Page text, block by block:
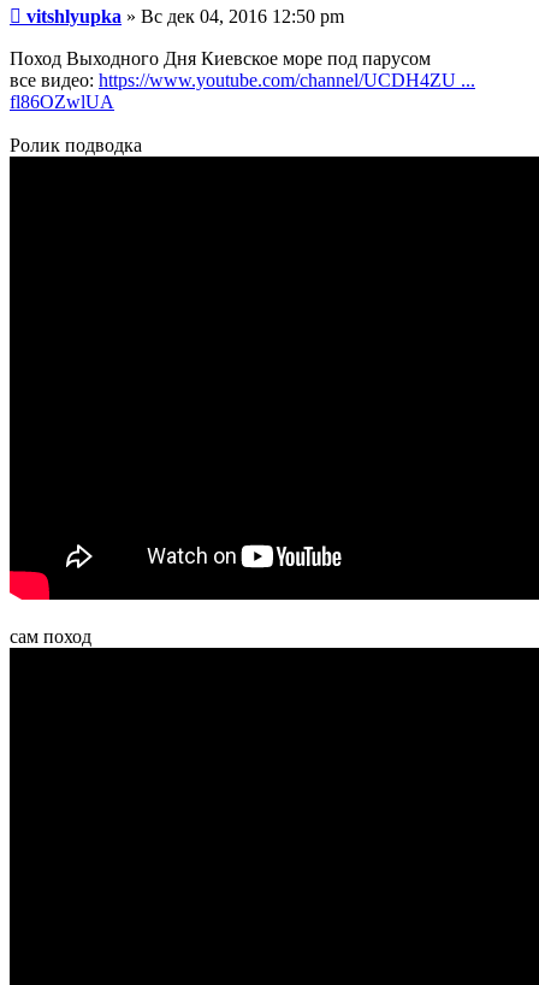
Сообщение
vitshlyupka » Вс дек 04, 2016 12:50 pm
Поход Выходного Дня Киевское море под парусом
все видео: https://www.youtube.com/channel/UCDH4ZU ...
fl86OZwlUA
Ролик подводка
сам поход